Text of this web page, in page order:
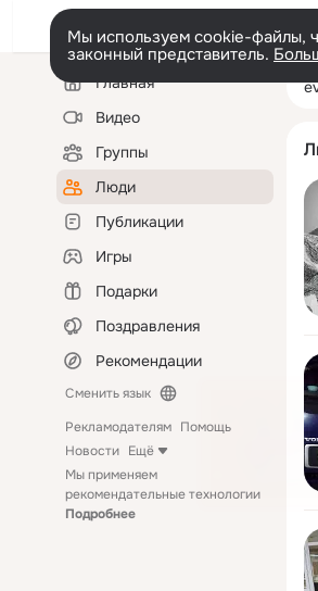
Мы используем cookie-файлы,
законный представитель.
Левая
колонкаГлавная
Видео
Группы
Люди
Публикации
Игры
Подарки
Поздравления
Рекомендации
Сменить язык
Рекламодателям Помощь
Новости Ещё
Мы применяем
рекомендательные технологии
Подробнее